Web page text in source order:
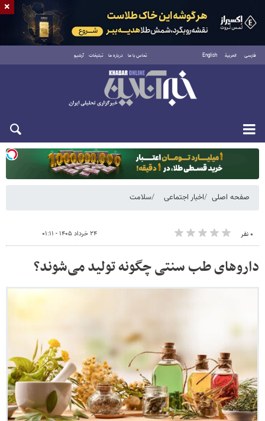
فارسی العربية English تماس با ما درباره ما تبلیغات آرشیو
یکشنبه ۱۸ مرداد ۱۴۰۵
صفحه اصلی اخبار اجتماعی سلامت
۰ نفر ۲۴ خرداد ۱۴۰۵ - ۰۱:۱۱
داروهای طب سنتی چگونه تولید می‌شوند؟
×